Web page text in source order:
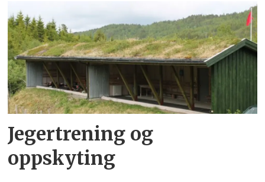
Jegertrening og
oppskyting